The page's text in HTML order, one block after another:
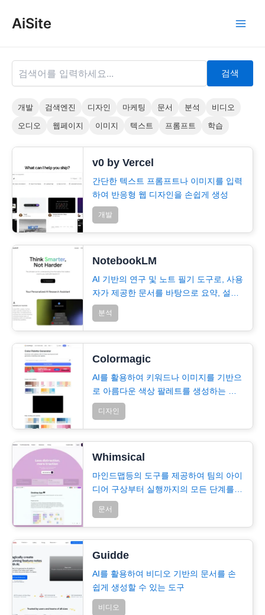
AiSite
검색
개발 검색엔진 디자인 마케팅 문서 분석
비디오
오디오
웹페이지 이미지 텍스트 프롬프트 학습
v0 by Vercel
간단한 텍스트 프롬프트나 이미지를 입력
하여 반응형 웹 디자인을 손쉽게 생성
개발
NotebookLM
AI 기반의 연구 및 노트 필기 도구로, 사용
자가 제공한 문서를 바탕으로 요약, 설명,
질문 답변…
분석
Colormagic
AI를 활용하여 키워드나 이미지를 기반으
로 아름다운 색상 팔레트를 생성하는 도
구
디자인
Whimsical
마인드맵등의 도구를 제공하여 팀의 아이
디어 구상부터 실행까지의 모든 단계를
하나의 통합된 작업 공간에서 처리할
수…
문서
Guidde
AI를 활용하여 비디오 기반의 문서를 손
쉽게 생성할 수 있는 도구
비디오